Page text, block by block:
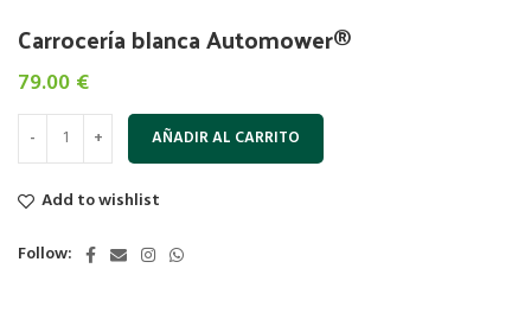
Carrocería blanca Automower®
79.00 €
AÑADIR AL CARRITO
Add to wishlist
Follow: